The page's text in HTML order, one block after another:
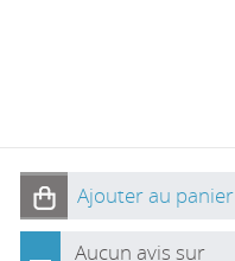
Ajouter au panier
Aucun avis sur